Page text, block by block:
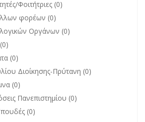
Φοιτήτριες (0)
φορέων (0)
Οργάνων (0)
(0)
Διοίκησης-Πρύτανη (0)
(0)
Πανεπιστημίου (0)
(0)